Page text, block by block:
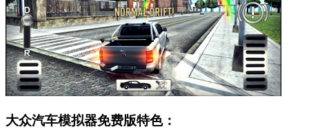
大众汽车模拟器免费版特色：